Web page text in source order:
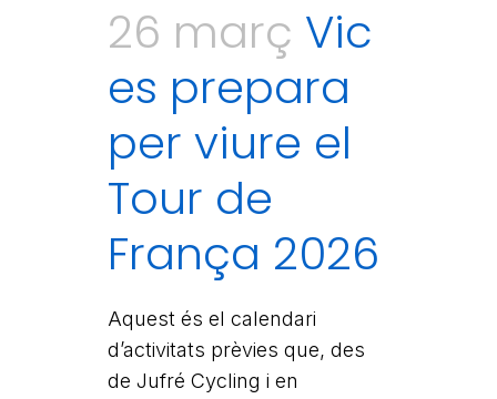
26 març Vic
es prepara
per viure el
Tour de
França 2026
Aquest és el calendari
d’activitats prèvies que, des
de Jufré Cycling i en